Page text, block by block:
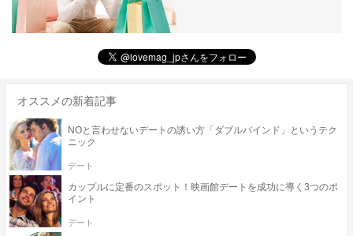
オススメの新着記事
NOと言わせないデートの誘い方「ダブルバインド」というテク
ニック
デート
カップルに定番のスポット！映画館デートを成功に導く3つのポ
イント
デート